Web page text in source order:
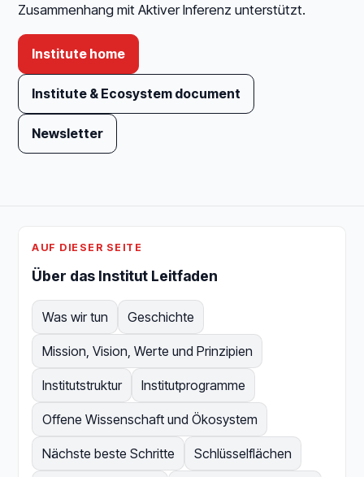
Zusammenhang mit Aktiver Inferenz unterstützt.
Institute home
Institute & Ecosystem document
Newsletter
AUF DIESER SEITE
Über das Institut Leitfaden
Was wir tun Geschichte
Mission, Vision, Werte und Prinzipien
Institutstruktur Institutprogramme
Offene Wissenschaft und Ökosystem
Nächste beste Schritte Schlüsselflächen